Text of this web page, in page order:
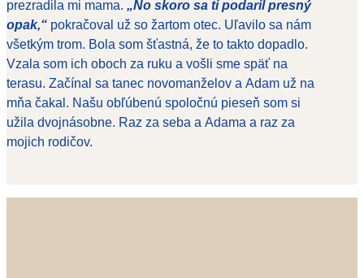
prezradila mi mama. „No skoro sa ti podaril presný
opak,“ pokračoval už so žartom otec. Uľavilo sa nám
všetkým trom. Bola som šťastná, že to takto dopadlo.
Vzala som ich oboch za ruku a vošli sme späť na
terasu. Začínal sa tanec novomanželov a Adam už na
mňa čakal. Našu obľúbenú spoločnú pieseň som si
užila dvojnásobne. Raz za seba a Adama a raz za
mojich rodičov.